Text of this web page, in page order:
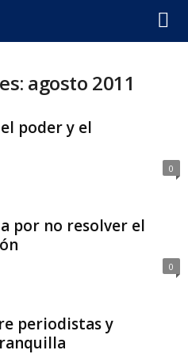
agosto 2011
poder y el
0
por no resolver el
0
periodistas y